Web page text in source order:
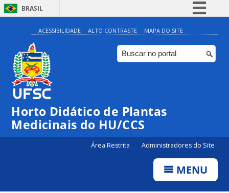
BRASIL
Simplifique!
Comunica BR
Participe
Canais
ACESSIBILIDADE ALTO CONTRASTE MAPA DO SITE
Horto Didático de Plantas
Medicinais do HU/CCS
Área Restrita Administradores do Site
MENU